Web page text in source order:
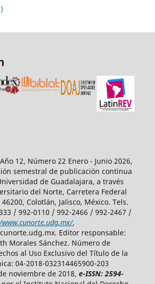
12, Número 22 Enero - Junio 2026,
semestral de publicación continua
de Guadalajara, a través
del Norte, Carretera Federal
46200, Colotlán, Jalisco, México. Tels.
/ 992-0110 / 992-2466 / 992-2467 /
,
Editor responsable:
Morales Sánchez. Número de
al Uso Exclusivo del Título de la
04-2018-032314465900-203
noviembre de 2018, e-ISSN: 2594-